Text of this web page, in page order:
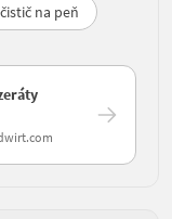
na peň